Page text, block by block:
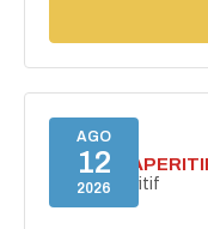
AGO
12
2026
SECRET
Secret aperitif